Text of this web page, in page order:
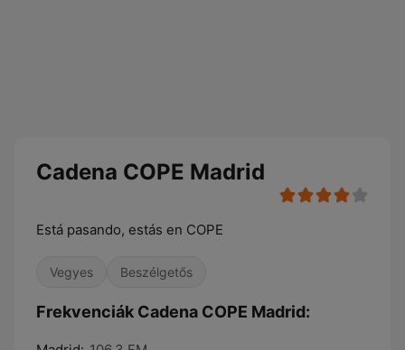
Cadena COPE Madrid
Está pasando, estás en COPE
Vegyes Beszélgetős
Frekvenciák Cadena COPE Madrid: